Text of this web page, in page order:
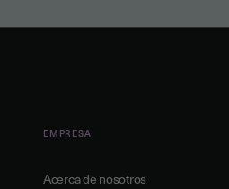
EMPRESA
Acerca de nosotros